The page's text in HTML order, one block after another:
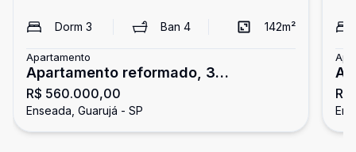
Dorm 3 Ban 4 142m²
Apartamento
Apartamento reformado, 3
dormitórios, Enseada, Guarujá
R$ 560.000,00
Enseada, Guarujá - SP
3